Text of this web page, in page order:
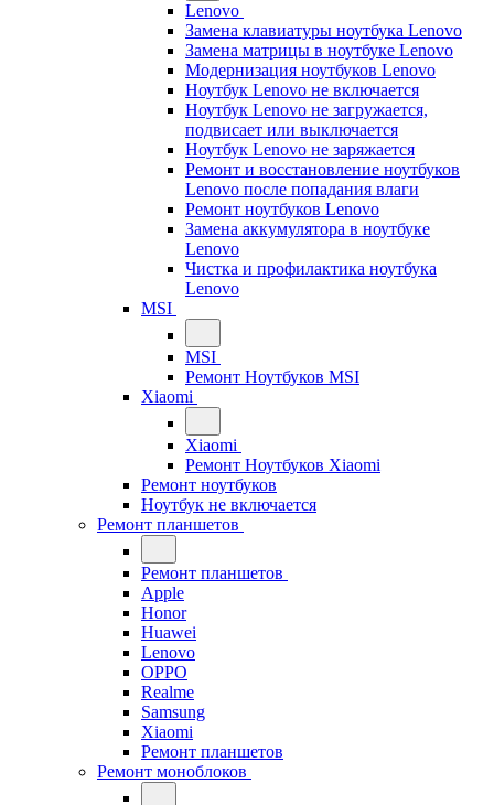
Lenovo
Замена клавиатуры ноутбука Lenovo
Замена матрицы в ноутбуке Lenovo
Модернизация ноутбуков Lenovo
Ноутбук Lenovo не включается
Ноутбук Lenovo не загружается,
подвисает или выключается
Ноутбук Lenovo не заряжается
Ремонт и восстановление ноутбуков
Lenovo после попадания влаги
Ремонт ноутбуков Lenovo
Замена аккумулятора в ноутбуке
Lenovo
Чистка и профилактика ноутбука
Lenovo
MSI
MSI
Ремонт Ноутбуков MSI
Xiaomi
Xiaomi
Ремонт Ноутбуков Xiaomi
Ремонт ноутбуков
Ноутбук не включается
Ремонт планшетов
Ремонт планшетов
Apple
Honor
Huawei
Lenovo
OPPO
Realme
Samsung
Xiaomi
Ремонт планшетов
Ремонт моноблоков